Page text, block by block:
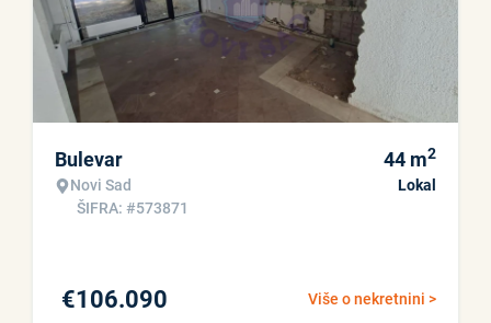
Bulevar
Novi Sad
ŠIFRA: #573871
44 m2
Lokal
Više o nekretnini >
€106.090